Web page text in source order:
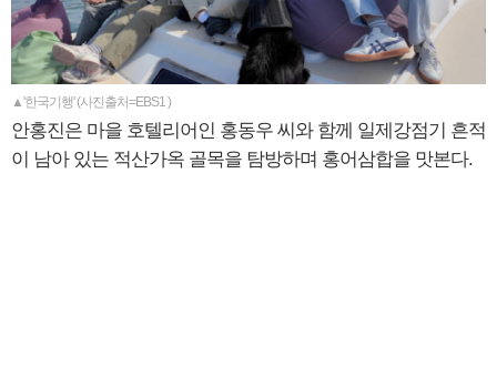
▲'한국기행' (사진출처=EBS1 )
안홍진은 마을 호텔리어인 홍동우 씨와 함께 일제강점기 흔적
이 남아 있는 적산가옥 골목을 탐방하며 홍어삼합을 맛본다.